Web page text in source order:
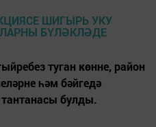
туган көнне, район
һәм бәйгедә
булды.